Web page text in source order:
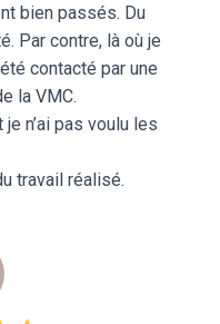
bien passés. Du
Par contre, là où je
contacté par une
la VMC.
n’ai pas voulu les
travail réalisé.